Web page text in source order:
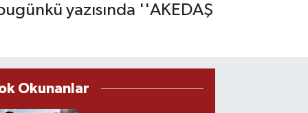
yazısında ''AKEDAŞ
Okunanlar